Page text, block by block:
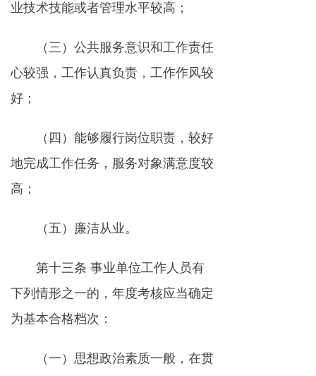
业技术技能或者管理水平较高；
（三）公共服务意识和工作责任
心较强，工作认真负责，工作作风较
好；
（四）能够履行岗位职责，较好
地完成工作任务，服务对象满意度较
高；
（五）廉洁从业。
第十三条 事业单位工作人员有
下列情形之一的，年度考核应当确定
为基本合格档次：
（一）思想政治素质一般，在贯